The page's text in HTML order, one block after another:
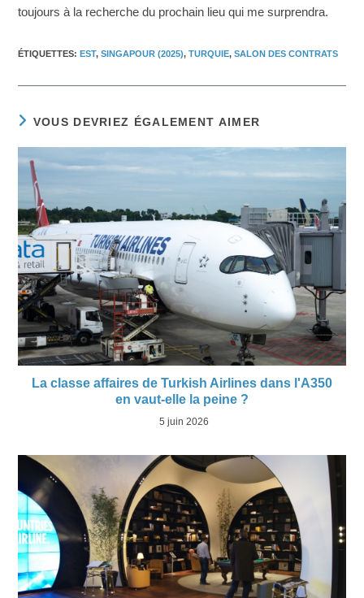
toujours à la recherche du prochain lieu qui me surprendra.
ÉTIQUETTES: EST, SINGAPOUR (2025), TURQUIE, SALON DES CONTRATS
VOUS DEVRIEZ ÉGALEMENT AIMER
La classe affaires de Turkish Airlines dans l'A350
en vaut-elle la peine ?
5 juin 2026